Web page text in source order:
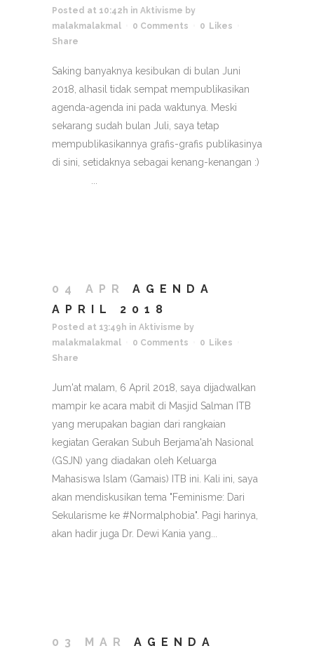
Posted at 10:42h in Aktivisme by
malakmalakmal
0 Comments 0
Likes
Share
Saking banyaknya kesibukan di bulan Juni
2018, alhasil tidak sempat mempublikasikan
agenda-agenda ini pada waktunya. Meski
sekarang sudah bulan Juli, saya tetap
mempublikasikannya grafis-grafis publikasinya
di sini, setidaknya sebagai kenang-kenangan :)
04 APR
AGENDA
APRIL 2018
Posted at 13:49h in Aktivisme by
malakmalakmal
0 Comments 0
Likes
Share
Jum'at malam, 6 April 2018, saya dijadwalkan
mampir ke acara mabit di Masjid Salman ITB
yang merupakan bagian dari rangkaian
kegiatan Gerakan Subuh Berjama'ah Nasional
(GSJN) yang diadakan oleh Keluarga
Mahasiswa Islam (Gamais) ITB ini. Kali ini, saya
akan mendiskusikan tema "Feminisme: Dari
Sekularisme ke #Normalphobia". Pagi harinya,
akan hadir juga Dr. Dewi Kania yang...
03 MAR
AGENDA